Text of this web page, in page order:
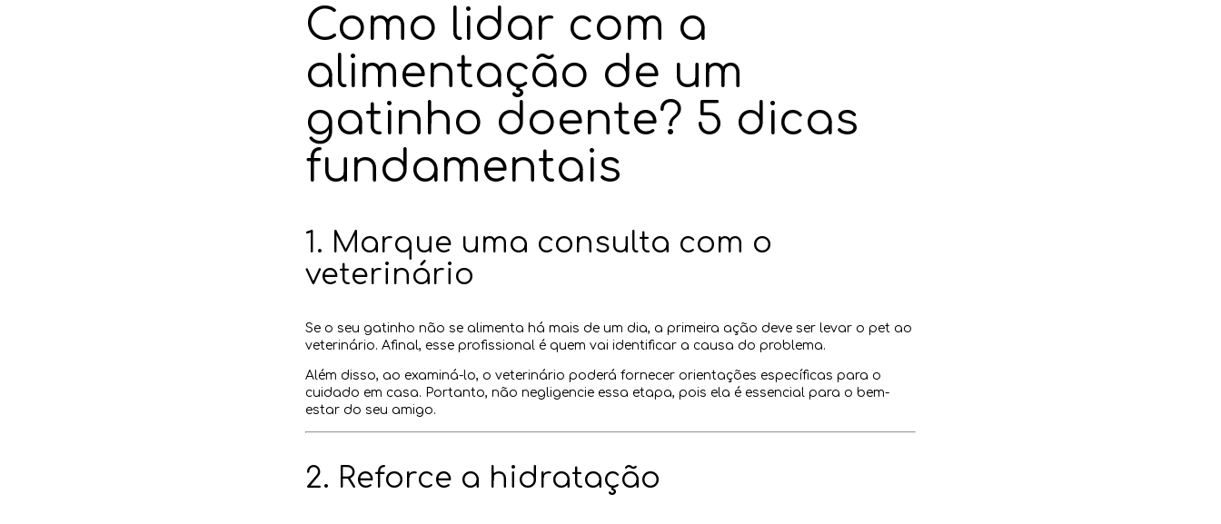
Como lidar com a
alimentação de um
gatinho doente? 5 dicas
fundamentais
1. Marque uma consulta com o
veterinário
Se o seu gatinho não se alimenta há mais de um dia, a primeira ação deve ser levar o pet ao
veterinário. Afinal, esse profissional é quem vai identificar a causa do problema.
Além disso, ao examiná-lo, o veterinário poderá fornecer orientações específicas para o
cuidado em casa. Portanto, não negligencie essa etapa, pois ela é essencial para o bem-
estar do seu amigo.
2. Reforce a hidratação